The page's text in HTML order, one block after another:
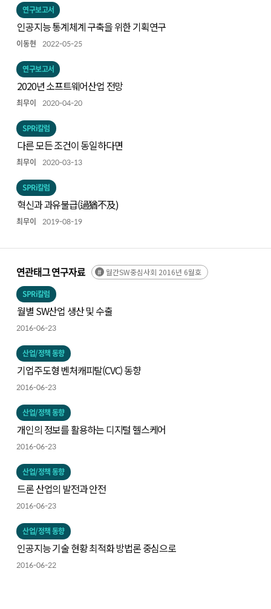
연구보고서
인공지능 통계체계 구축을 위한 기획연구
이동현 2022-05-25
연구보고서
2020년 소프트웨어산업 전망
최무이 2020-04-20
SPRi칼럼
다른 모든 조건이 동일하다면
최무이 2020-03-13
SPRi칼럼
혁신과 과유불급(過猶不及)
최무이 2019-08-19
연관태그 연구자료 월간SW중심사회 2016년 6월호
SPRi칼럼
월별 SW산업 생산 및 수출
2016-06-23
산업/정책 동향
기업주도형 벤처캐피탈(CVC) 동향
2016-06-23
산업/정책 동향
개인의 정보를 활용하는 디지털 헬스케어
2016-06-23
산업/정책 동향
드론 산업의 발전과 안전
2016-06-23
산업/정책 동향
인공지능 기술 현황 최적화 방법론 중심으로
2016-06-22